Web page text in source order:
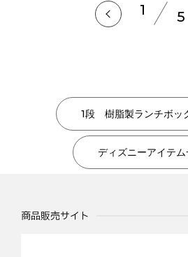
1 5
1段 樹脂製ランチボッ
ディズニーアイテム
商品販売サイト